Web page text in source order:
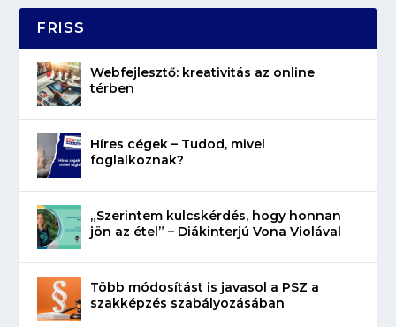
FRISS
Webfejlesztő: kreativitás az online
térben
Híres cégek – Tudod, mivel
foglalkoznak?
„Szerintem kulcskérdés, hogy honnan
jön az étel” – Diákinterjú Vona Violával
Több módosítást is javasol a PSZ a
szakképzés szabályozásában